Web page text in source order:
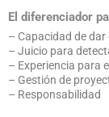
El diferenciador
– Capacidad de
– Juicio para
– Experiencia para
– Gestión de
– Responsabilidad